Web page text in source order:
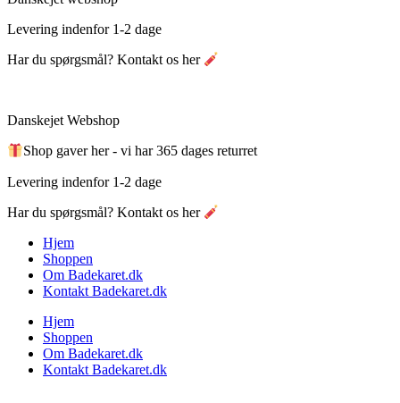
Levering indenfor 1-2 dage
Har du spørgsmål? Kontakt os her
Danskejet Webshop
Shop gaver her - vi har 365 dages returret
Levering indenfor 1-2 dage
Har du spørgsmål? Kontakt os her
Hjem
Shoppen
Om Badekaret.dk
Kontakt Badekaret.dk
Hjem
Shoppen
Om Badekaret.dk
Kontakt Badekaret.dk